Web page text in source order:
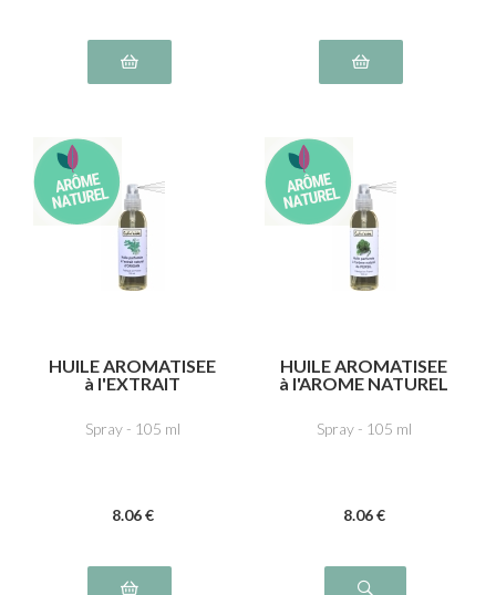
HUILE AROMATISEE
à l'EXTRAIT
Spray - 105 ml
8.06 €
HUILE AROMATISEE
à l'AROME NATUREL
Spray - 105 ml
8.06 €